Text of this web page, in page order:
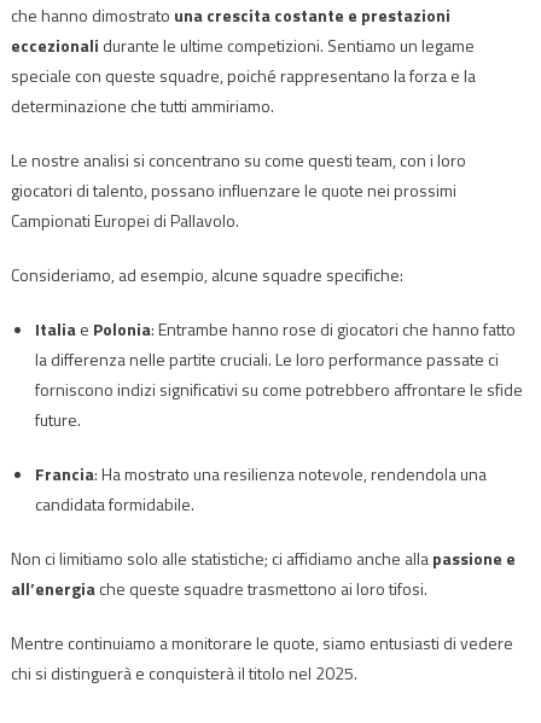
che hanno dimostrato una crescita costante e prestazioni
eccezionali durante le ultime competizioni. Sentiamo un legame
speciale con queste squadre, poiché rappresentano la forza e la
determinazione che tutti ammiriamo.
Le nostre analisi si concentrano su come questi team, con i loro
giocatori di talento, possano influenzare le quote nei prossimi
Campionati Europei di Pallavolo.
Consideriamo, ad esempio, alcune squadre specifiche:
Italiae Polonia: Entrambe hanno rose di giocatori che hanno fatto
la differenza nelle partite cruciali. Le loro performance passate ci
forniscono indizi significativi su come potrebbero affrontare le sfide
future.
Francia: Ha mostrato una resilienza notevole, rendendola una
candidata formidabile.
Non ci limitiamo solo alle statistiche; ci affidiamo anche allapassione e
all’energiache queste squadre trasmettono ai loro tifosi.
Mentre continuiamo a monitorare le quote, siamo entusiasti di vedere
chi si distinguerà e conquisterà il titolo nel 2025.